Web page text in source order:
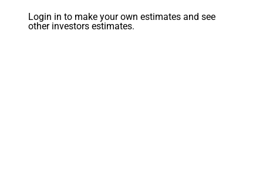
Login in to make your own estimates and see
other investors estimates.